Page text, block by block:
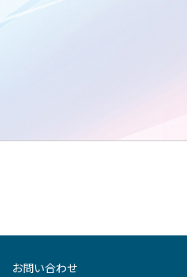
お問い合わせ